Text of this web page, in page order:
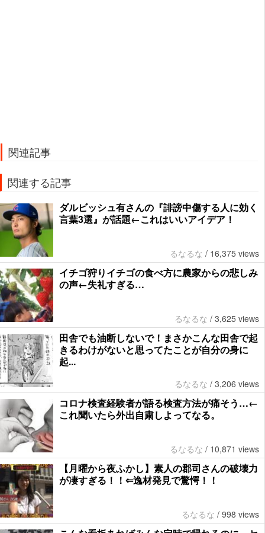
関連記事
関連する記事
ダルビッシュ有さんの『誹謗中傷する人に効く
言葉3選』が話題←これはいいアイデア！
るなるな / 16,375 views
イチゴ狩りイチゴの食べ方に農家からの悲しみ
の声←失礼すぎる…
るなるな / 3,625 views
田舎でも油断しないで！まさかこんな田舎で起
きるわけがないと思ってたことが自分の身に
起...
るなるな / 3,206 views
コロナ検査経験者が語る検査方法が痛そう…←
これ聞いたら外出自粛しよってなる。
るなるな / 10,871 views
【月曜から夜ふかし】素人の郡司さんの破壊力
が凄すぎる！！⇐逸材発見で驚愕！！
るなるな / 998 views